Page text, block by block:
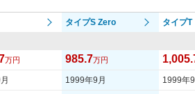
83Y 215/45ZR16 215/
タイプS Zero タイプT
万円 985.7万円
1999年9月 1999年